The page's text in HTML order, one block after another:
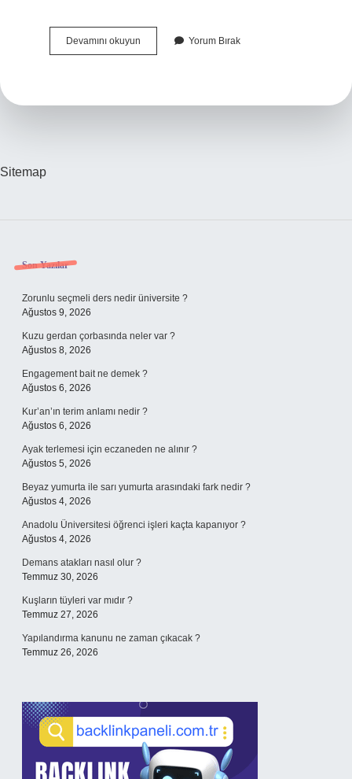
Devamını okuyun
Seddi
Yorum Bırak
Sitemap
Sidebar
Son Yazılar
Zorunlu seçmeli ders nedir üniversite ?
Ağustos 9, 2026
Kuzu gerdan çorbasında neler var ?
Ağustos 8, 2026
Engagement bait ne demek ?
Ağustos 6, 2026
Kur’an’ın terim anlamı nedir ?
Ağustos 6, 2026
Ayak terlemesi için eczaneden ne alınır ?
Ağustos 5, 2026
Beyaz yumurta ile sarı yumurta arasındaki fark nedir ?
Ağustos 4, 2026
Anadolu Üniversitesi öğrenci işleri kaçta kapanıyor ?
Ağustos 4, 2026
Demans atakları nasıl olur ?
Temmuz 30, 2026
Kuşların tüyleri var mıdır ?
Temmuz 27, 2026
Yapılandırma kanunu ne zaman çıkacak ?
Temmuz 26, 2026